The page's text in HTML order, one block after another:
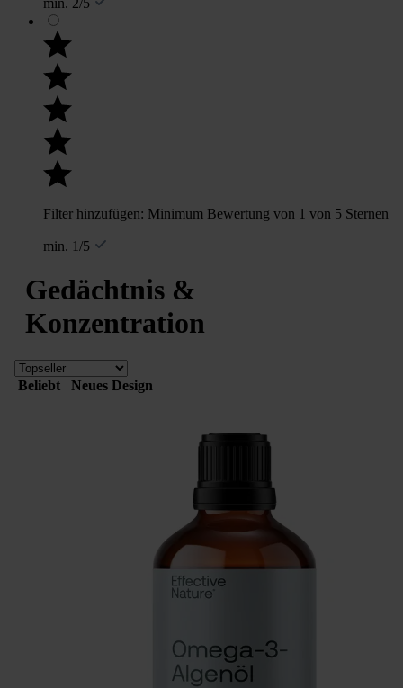
Filter hinzufügen: Minimum Bewertung von 1 von 5 Sternen
min. 1/5
Gedächtnis &
Konzentration
Beliebt Neues Design